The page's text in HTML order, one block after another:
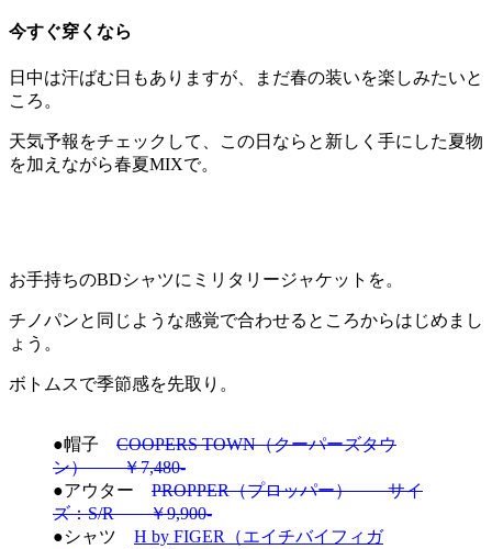
今すぐ穿くなら
日中は汗ばむ日もありますが、まだ春の装いを楽しみたいと
ころ。
天気予報をチェックして、この日ならと新しく手にした夏物
を加えながら春夏MIXで。
お手持ちのBDシャツにミリタリージャケットを。
チノパンと同じような感覚で合わせるところからはじめまし
ょう。
ボトムスで季節感を先取り。
●帽子 COOPERS TOWN（クーパーズタウ
ン） ￥7,480-
●アウター PROPPER（プロッパー） サイ
ズ：S/R ￥9,900-
●シャツ H by FIGER（エイチバイフィガ